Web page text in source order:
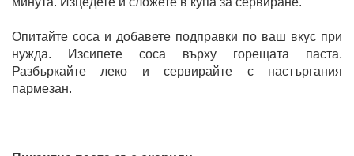
Опитайте соса и добавете подправки по ваш вкус при
нужда. Изсипете соса върху горещата паста.
Разбъркайте леко и сервирайте с настъргания
пармезан.